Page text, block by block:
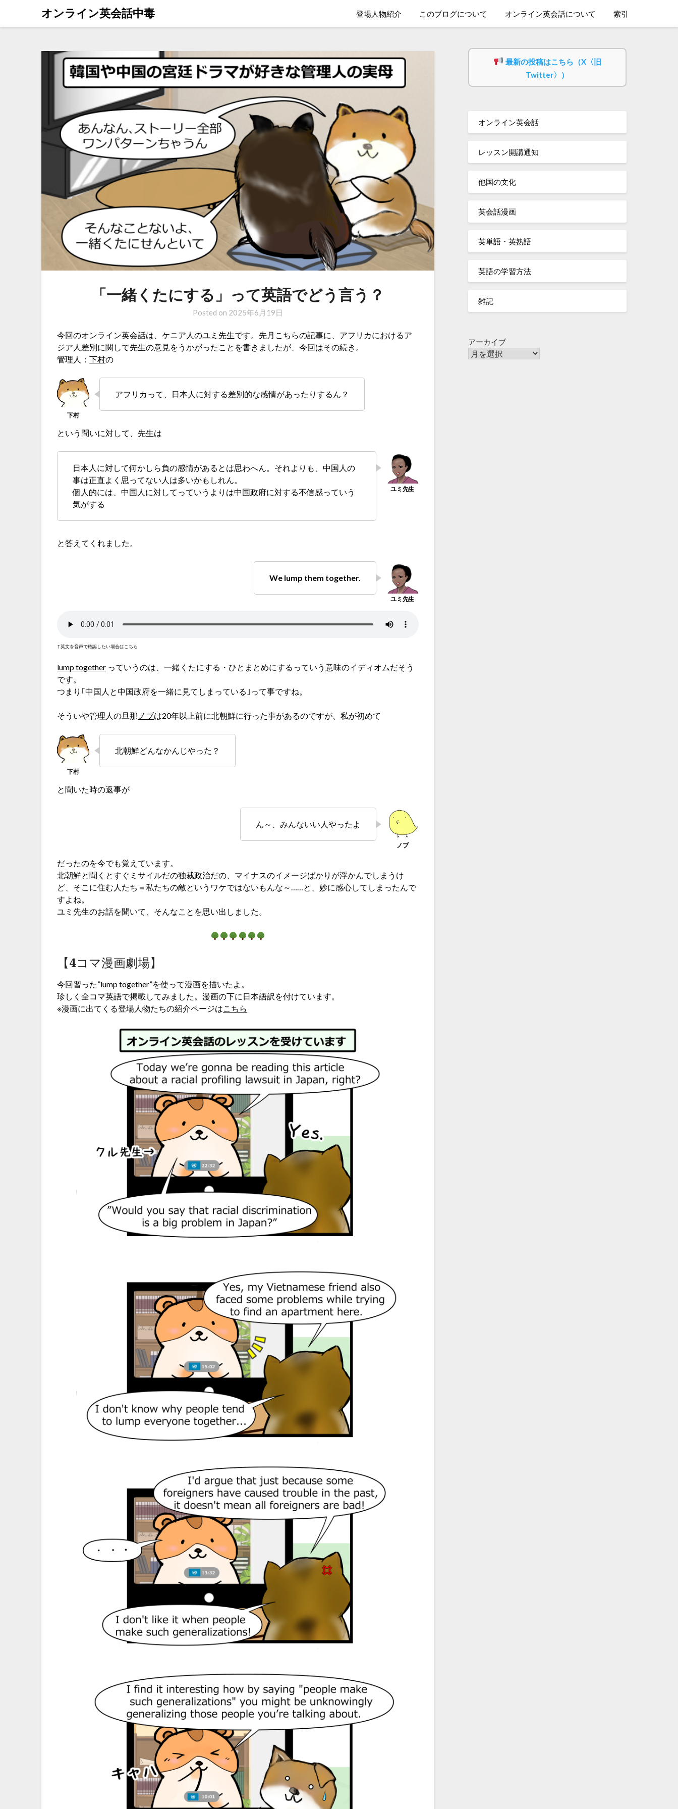
オンライン英会話中毒 登場人物紹介 このブログについて オンライン英会話について 索引
「一緒くたにする」って英語でどう言う？
Posted on 2025年6月19日
今回のオンライン英会話は、ケニア人のユミ先生です。先月こちらの記事に、アフリカにおけるア
ジア人差別に関して先生の意見をうかがったことを書きましたが、今回はその続き。
管理人：下村の
アフリカって、日本人に対する差別的な感情があったりするん？
という問いに対して、先生は
日本人に対して何かしら負の感情があるとは思わへん。それよりも、中国人の
事は正直よく思ってない人は多いかもしれん。
個人的には、中国人に対してっていうよりは中国政府に対する不信感っていう
気がする
と答えてくれました。
We lump them together.
↑英文を音声で確認したい場合はこちら
lump together っていうのは、一緒くたにする・ひとまとめにするっていう意味のイディオムだそう
です。
つまり｢中国人と中国政府を一緒に見てしまっている｣って事ですね。
そういや管理人の旦那 ノブは20年以上前に北朝鮮に行った事があるのですが、私が初めて
北朝鮮どんなかんじやった？
と聞いた時の返事が
ん～、みんないい人やったよ
だったのを今でも覚えています。
北朝鮮と聞くとすぐミサイルだの独裁政治だの、マイナスのイメージばかりが浮かんでしまうけ
ど、そこに住む人たち＝私たちの敵というワケではないもんな～……と、妙に感心してしまったんで
すよね。
ユミ先生のお話を聞いて、そんなことを思い出しました。
【4コマ漫画劇場】
今回習った”lump together”を使って漫画を描いたよ。
珍しく全コマ英語で掲載してみました。漫画の下に日本語訳を付けています。
※漫画に出てくる登場人物たちの紹介ページはこちら
最新の投稿はこちら（X〈旧
Twitter〉）
オンライン英会話
レッスン開講通知
他国の文化
英会話漫画
英単語・英熟語
英語の学習方法
雑記
アーカイブ